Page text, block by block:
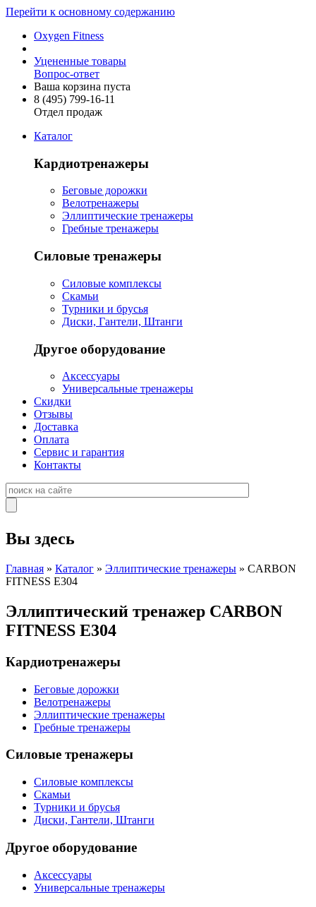
Перейти к основному содержанию
Oxygen Fitness
Уцененные товары
Вопрос-ответ
Ваша корзина пуста
8 (495) 799-16-11
Отдел продаж
Каталог
Кардиотренажеры
Беговые дорожки
Велотренажеры
Эллиптические тренажеры
Гребные тренажеры
Силовые тренажеры
Силовые комплексы
Скамьи
Турники и брусья
Диски, Гантели, Штанги
Другое оборудование
Аксессуары
Универсальные тренажеры
Скидки
Отзывы
Доставка
Оплата
Сервис и гарантия
Контакты
Вы здесь
Главная » Каталог » Эллиптические тренажеры » CARBON
FITNESS E304
Эллиптический тренажер CARBON
FITNESS E304
Кардиотренажеры
Беговые дорожки
Велотренажеры
Эллиптические тренажеры
Гребные тренажеры
Силовые тренажеры
Силовые комплексы
Скамьи
Турники и брусья
Диски, Гантели, Штанги
Другое оборудование
Аксессуары
Универсальные тренажеры